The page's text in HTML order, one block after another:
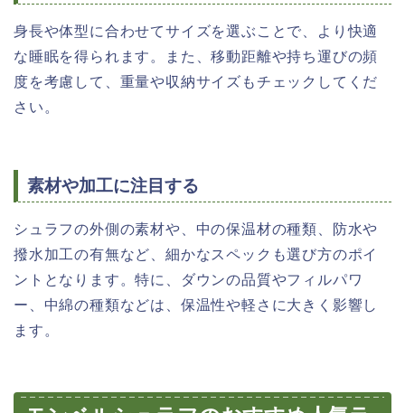
身長や体型に合わせてサイズを選ぶことで、より快適
な睡眠を得られます。また、移動距離や持ち運びの頻
度を考慮して、重量や収納サイズもチェックしてくだ
さい。
素材や加工に注目する
シュラフの外側の素材や、中の保温材の種類、防水や
撥水加工の有無など、細かなスペックも選び方のポイ
ントとなります。特に、ダウンの品質やフィルパワ
ー、中綿の種類などは、保温性や軽さに大きく影響し
ます。